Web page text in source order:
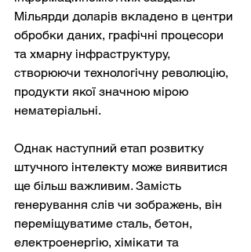
Мільярди доларів вкладено в центри
обробки даних, графічні процесори
та хмарну інфраструктуру,
створюючи технологічну революцію,
продукти якої значною мірою
нематеріальні.
Однак наступний етап розвитку
штучного інтелекту може виявитися
ще більш важливим. Замість
генерування слів чи зображень, він
переміщуватиме сталь, бетон,
електроенергію, хімікати та